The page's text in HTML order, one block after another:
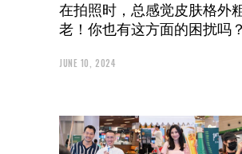
在拍照时，总感觉皮肤格外
老！你也有这方面的困扰吗？
JUNE 10, 2024